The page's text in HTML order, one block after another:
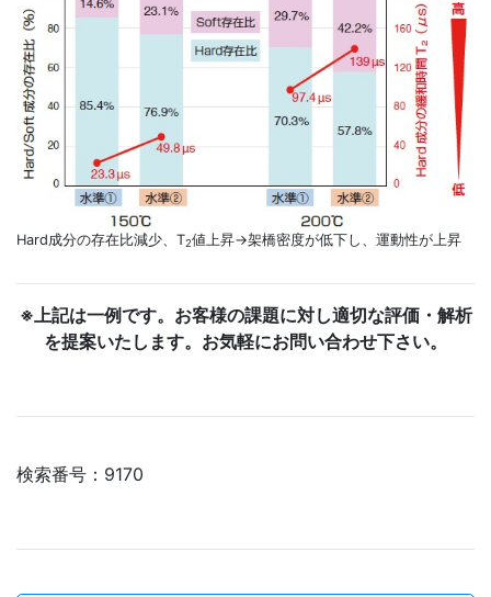
Hard成分の存在比減少、T2値上昇→架橋密度が低下し、運動性が上昇
※上記は一例です。お客様の課題に対し適切な評価・解析
を提案いたします。お気軽にお問い合わせ下さい。
検索番号：9170